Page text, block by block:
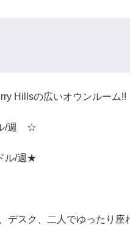
Hillsの広いオウンルー
/週 ☆
ル/週★
デスク、二人でゆったり